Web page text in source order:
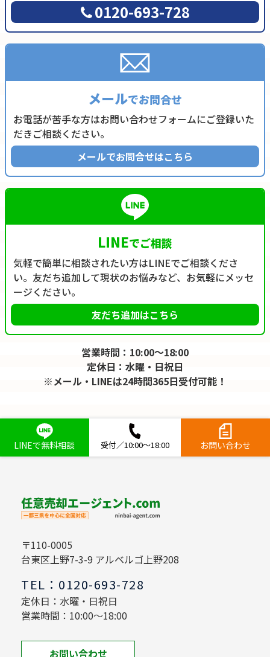
0120-693-728
メールでお問合せ
お電話が苦手な方はお問い合わせフォームにご登録いた
だきご相談ください。
メールでお問合せはこちら
LINEでご相談
気軽で簡単に相談されたい方はLINEでご相談くださ
い。友だち追加して現状のお悩みなど、お気軽にメッセ
ージください。
友だち追加はこちら
営業時間：10:00～18:00
定休日：水曜・日祝日
※メール・LINEは24時間365日受付可能！
LINEで無料相談 受付／10:00～18:00 お問い合わせ
〒110-0005
台東区上野7-3-9 アルベルゴ上野208
TEL：0120-693-728
定休日：水曜・日祝日
営業時間：10:00～18:00
お問い合わせ